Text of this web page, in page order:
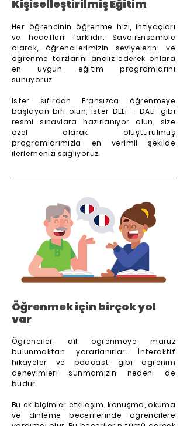
Kişiselleştirilmiş Eğitim
Her öğrencinin öğrenme hızı, ihtiyaçları
ve hedefleri farklıdır. SavoirEnsemble
olarak, öğrencilerimizin seviyelerini ve
öğrenme tarzlarını analiz ederek onlara
en uygun eğitim programlarını
sunuyoruz.
İster sıfırdan Fransızca öğrenmeye
başlayan biri olun, ister DELF - DALF gibi
resmi sınavlara hazırlanıyor olun, size
özel olarak oluşturulmuş
programlarımızla en verimli şekilde
ilerlemenizi sağlıyoruz.
Öğrenmek için birçok yol
var
Öğrenciler, dil öğrenmeye maruz
bulunmaktan yararlanırlar. İnteraktif
hikayeler ve podcast gibi öğrenim
deneyimleri sunmamızın nedeni de
budur.
Bu ek biçimler etkileşim, konuşma, okuma
ve dinleme becerilerinde öğrencilere